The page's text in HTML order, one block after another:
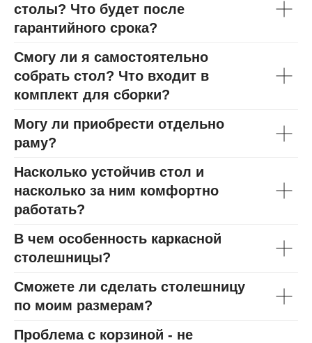
столы? Что будет после
гарантийного срока?
Смогу ли я самостоятельно
собрать стол? Что входит в
комплект для сборки?
Могу ли приобрести отдельно
раму?
Насколько устойчив стол и
насколько за ним комфортно
работать?
В чем особенность каркасной
столешницы?
Сможете ли сделать столешницу
по моим размерам?
Проблема с корзиной - не